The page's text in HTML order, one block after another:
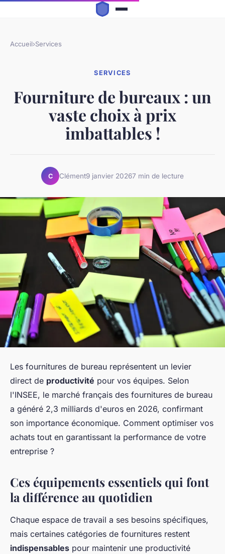
Accueil›Services
SERVICES
Fourniture de bureaux : un
vaste choix à prix
imbattables !
C Clément9 janvier 20267 min de lecture
Les fournitures de bureau représentent un levier
direct de productivité pour vos équipes. Selon
l'INSEE, le marché français des fournitures de bureau
a généré 2,3 milliards d'euros en 2026, confirmant
son importance économique. Comment optimiser vos
achats tout en garantissant la performance de votre
entreprise ?
Ces équipements essentiels qui font
la différence au quotidien
Chaque espace de travail a ses besoins spécifiques,
mais certaines catégories de fournitures restent
indispensables pour maintenir une productivité